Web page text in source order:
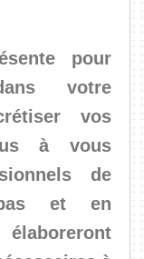
pour
votre
vos
à vous
de
et en